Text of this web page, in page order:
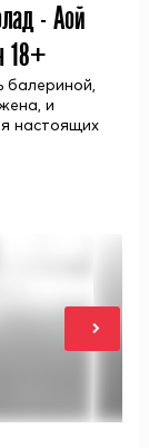
- Аой
18+
балериной,
и
настоящих